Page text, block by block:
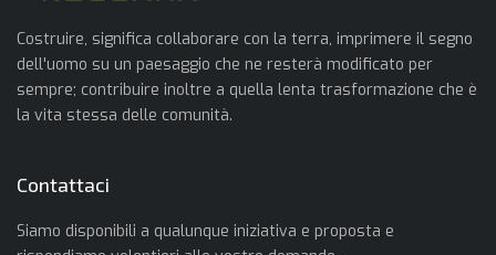
Costruire, significa collaborare con la terra, imprimere il segno
dell'uomo su un paesaggio che ne resterà modificato per
sempre; contribuire inoltre a quella lenta trasformazione che è
la vita stessa delle comunità.
Contattaci
Siamo disponibili a qualunque iniziativa e proposta e